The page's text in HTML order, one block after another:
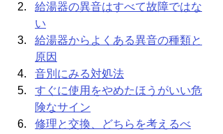
給湯器の異音はすべて故障ではな
い
給湯器からよくある異音の種類と
原因
音別にみる対処法
すぐに使用をやめたほうがいい危
険なサイン
修理と交換、どちらを考えるべ